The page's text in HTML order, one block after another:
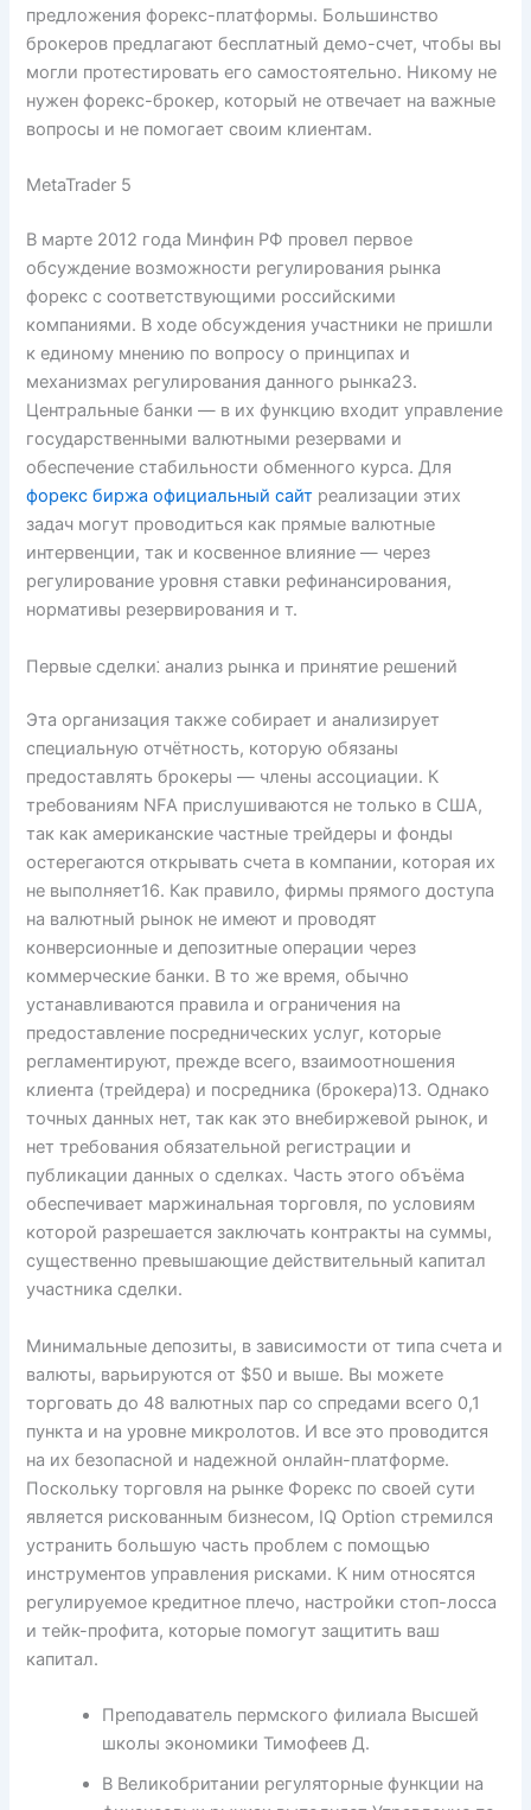
предложения форекс-платформы. Большинство
брокеров предлагают бесплатный демо-счет, чтобы вы
могли протестировать его самостоятельно. Никому не
нужен форекс-брокер, который не отвечает на важные
вопросы и не помогает своим клиентам.
MetaTrader 5
В марте 2012 года Минфин РФ провел первое
обсуждение возможности регулирования рынка
форекс с соответствующими российскими
компаниями. В ходе обсуждения участники не пришли
к единому мнению по вопросу о принципах и
механизмах регулирования данного рынка23.
Центральные банки — в их функцию входит управление
государственными валютными резервами и
обеспечение стабильности обменного курса. Для
форекс биржа официальный сайт реализации этих
задач могут проводиться как прямые валютные
интервенции, так и косвенное влияние — через
регулирование уровня ставки рефинансирования,
нормативы резервирования и т.
Первые сделки⁚ анализ рынка и принятие решений
Эта организация также собирает и анализирует
специальную отчётность, которую обязаны
предоставлять брокеры — члены ассоциации. К
требованиям NFA прислушиваются не только в США,
так как американские частные трейдеры и фонды
остерегаются открывать счета в компании, которая их
не выполняет16. Как правило, фирмы прямого доступа
на валютный рынок не имеют и проводят
конверсионные и депозитные операции через
коммерческие банки. В то же время, обычно
устанавливаются правила и ограничения на
предоставление посреднических услуг, которые
регламентируют, прежде всего, взаимоотношения
клиента (трейдера) и посредника (брокера)13. Однако
точных данных нет, так как это внебиржевой рынок, и
нет требования обязательной регистрации и
публикации данных о сделках. Часть этого объёма
обеспечивает маржинальная торговля, по условиям
которой разрешается заключать контракты на суммы,
существенно превышающие действительный капитал
участника сделки.
Минимальные депозиты, в зависимости от типа счета и
валюты, варьируются от $50 и выше. Вы можете
торговать до 48 валютных пар со спредами всего 0,1
пункта и на уровне микролотов. И все это проводится
на их безопасной и надежной онлайн-платформе.
Поскольку торговля на рынке Форекс по своей сути
является рискованным бизнесом, IQ Option стремился
устранить большую часть проблем с помощью
инструментов управления рисками. К ним относятся
регулируемое кредитное плечо, настройки стоп-лосса
и тейк-профита, которые помогут защитить ваш
капитал.
Преподаватель пермского филиала Высшей
школы экономики Тимофеев Д.
В Великобритании регуляторные функции на